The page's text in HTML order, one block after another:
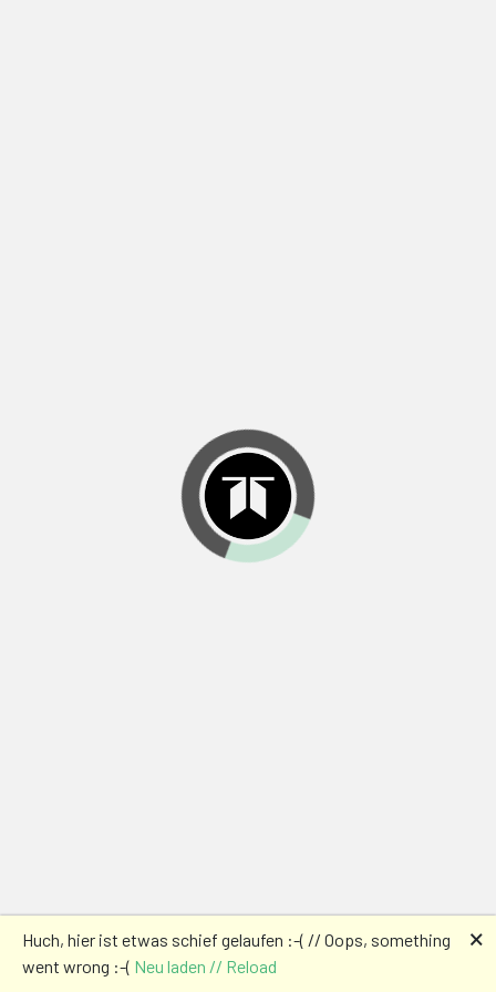
Huch, hier ist etwas schief gelaufen :-( // Oops, something
went wrong :-( Neu laden // Reload
🗙